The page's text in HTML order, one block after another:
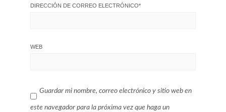
DIRECCIÓN DE CORREO ELECTRÓNICO*
WEB
Guardar mi nombre, correo electrónico y sitio web en
este navegador para la próxima vez que haga un